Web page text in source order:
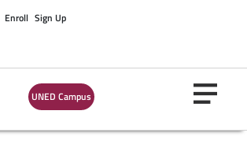
Enroll Sign Up
UNED Campus